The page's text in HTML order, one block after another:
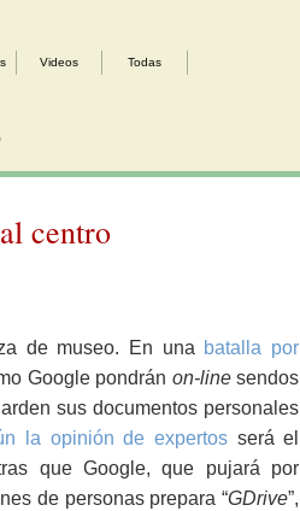
Videos Todas
centro
de museo. En una batalla por
Google pondrán on-linesendos
sus documentos personales
la opinión de expertosserá el
que Google, que pujará por
de personas prepara “GDrive”,